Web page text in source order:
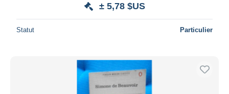
± 5,78 $US
Statut Particulier